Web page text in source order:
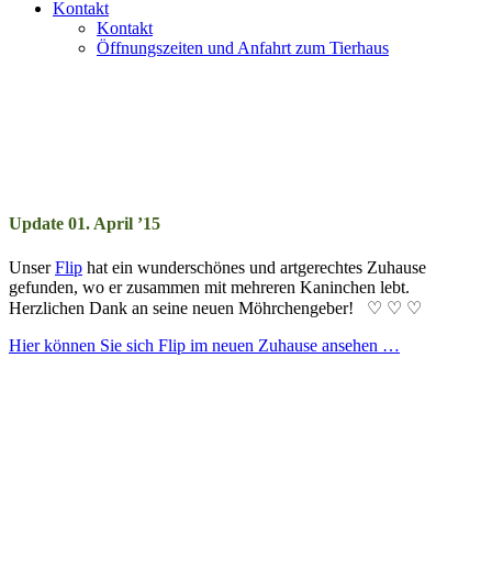
Kontakt
Kontakt
Öffnungszeiten und Anfahrt zum Tierhaus
Update 01. April ’15
UnserFlip hat ein wunderschönes und artgerechtes Zuhause
gefunden, wo er zusammen mit mehreren Kaninchen lebt.
Herzlichen Dank an seine neuen Möhrchengeber! ♡ ♡ ♡
Hier können Sie sich Flip im neuen Zuhause ansehen …